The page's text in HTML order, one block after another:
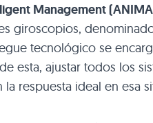
Management
giroscopios,
tecnológico se
esta, ajustar todos los
respuesta ideal en esa